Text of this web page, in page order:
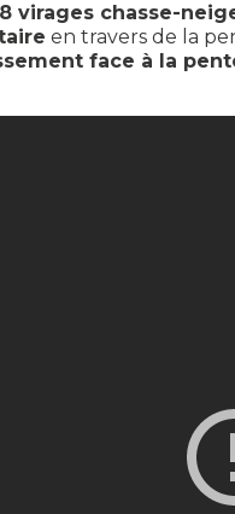
virages chasse-
en travers de la
face à la